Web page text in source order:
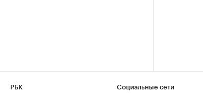
РБК Социальные сети